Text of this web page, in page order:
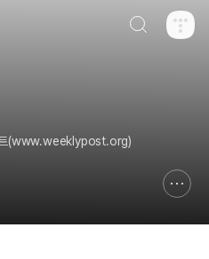
트(www.weeklypost.org)